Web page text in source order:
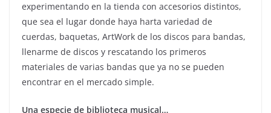
experimentando en la tienda con accesorios distintos,
que sea el lugar donde haya harta variedad de
cuerdas, baquetas, ArtWork de los discos para bandas,
llenarme de discos y rescatando los primeros
materiales de varias bandas que ya no se pueden
encontrar en el mercado simple.
Una especie de biblioteca musical…